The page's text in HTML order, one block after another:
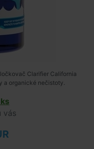
Clarifier California
a organické nečistoty.
vás